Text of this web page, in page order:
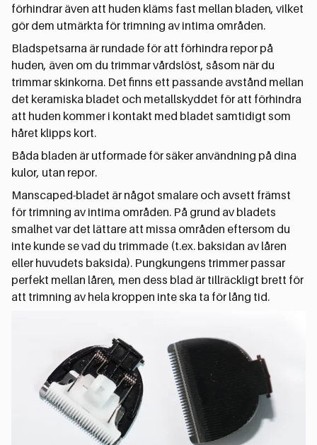
förhindrar även att huden kläms fast mellan bladen, vilket
gör dem utmärkta för trimning av intima områden.
Bladspetsarna är rundade för att förhindra repor på
huden, även om du trimmar vårdslöst, såsom när du
trimmar skinkorna. Det finns ett passande avstånd mellan
det keramiska bladet och metallskyddet för att förhindra
att huden kommer i kontakt med bladet samtidigt som
håret klipps kort.
Båda bladen är utformade för säker användning på dina
kulor, utan repor.
Manscaped-bladet är något smalare och avsett främst
för trimning av intima områden. På grund av bladets
smalhet var det lättare att missa områden eftersom du
inte kunde se vad du trimmade (t.ex. baksidan av låren
eller huvudets baksida). Pungkungens trimmer passar
perfekt mellan låren, men dess blad är tillräckligt brett för
att trimning av hela kroppen inte ska ta för lång tid.